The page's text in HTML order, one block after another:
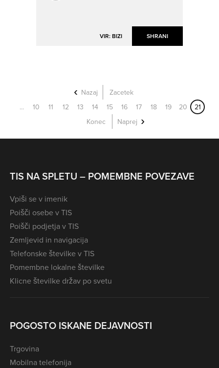
SHRANI
VIR: BIZI
Nazaj
Zacetek
...
10 11 12 13 14 15 16 17 18 19 20
21
Konec
Naprej
TIS NA SPLETU – POMEMBNE POVEZAVE
Vpiši se v imenik
Poišči osebe v TIS
Poišči podjetja v TIS
Zemljevid in navigacija
Telefonske številke v TIS
Pomembne lokalne številke
Klicne številke držav po svetu
POGOSTO ISKANE DEJAVNOSTI
Trgovina
Mobilna telefonija